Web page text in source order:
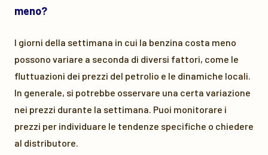
meno?
I giorni della settimana in cui la benzina costa meno
possono variare a seconda di diversi fattori, come le
fluttuazioni dei prezzi del petrolio e le dinamiche locali.
In generale, si potrebbe osservare una certa variazione
nei prezzi durante la settimana. Puoi monitorare i
prezzi per individuare le tendenze specifiche o chiedere
al distributore.